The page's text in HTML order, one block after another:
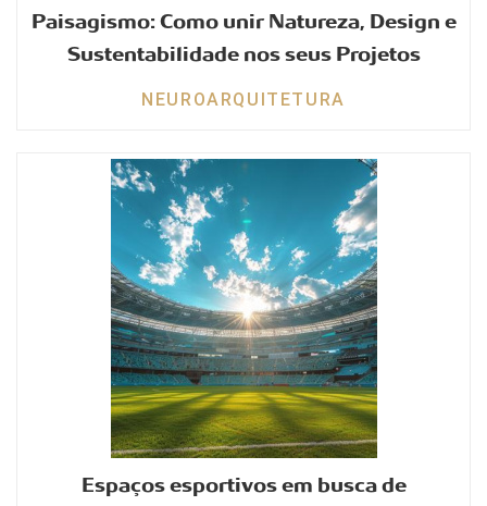
Paisagismo: Como unir Natureza, Design e
Sustentabilidade nos seus Projetos
NEUROARQUITETURA
Espaços esportivos em busca de